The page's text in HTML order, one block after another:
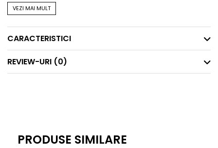
Talie eslastica ce asigura suport optim in timpul jocului.
Fii pregatit sa joci tenis ca un profesionist!
Plasa interioara.
VEZI MAI MULT
CARACTERISTICI
REVIEW-URI (0)
PRODUSE SIMILARE